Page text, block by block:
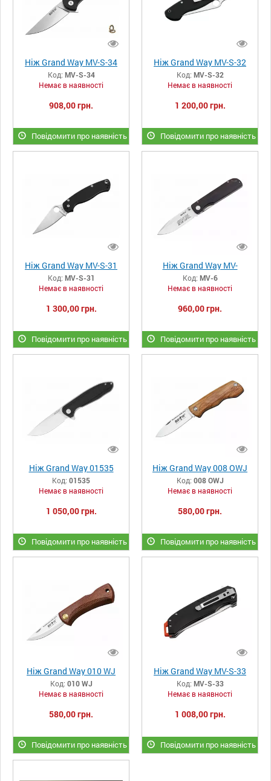
Ніж Grand Way MV-S-34
Код: MV-S-34
Немає в наявності
908,00 грн.
Повідомити про наявність
Ніж Grand Way MV-S-32
Код: MV-S-32
Немає в наявності
1 200,00 грн.
Повідомити про наявність
Ніж Grand Way MV-S-31
Код: MV-S-31
Немає в наявності
1 300,00 грн.
Повідомити про наявність
Ніж Grand Way MV-
Код: MV-6
Немає в наявності
960,00 грн.
Повідомити про наявність
Ніж Grand Way 01535
Код: 01535
Немає в наявності
1 050,00 грн.
Повідомити про наявність
Ніж Grand Way 008 OWJ
Код: 008 OWJ
Немає в наявності
580,00 грн.
Повідомити про наявність
Ніж Grand Way 010 WJ
Код: 010 WJ
Немає в наявності
580,00 грн.
Повідомити про наявність
Ніж Grand Way MV-S-33
Код: MV-S-33
Немає в наявності
1 008,00 грн.
Повідомити про наявність